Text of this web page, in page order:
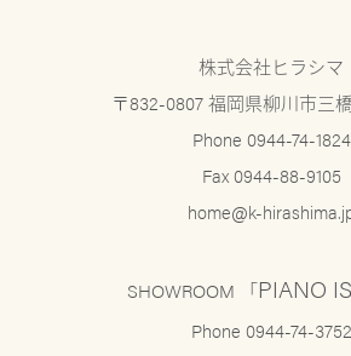
株式会社ヒラシマ
〒832-0807 福岡県柳川市三
Phone 0944-74-1824
Fax 0944-88-9105
home@k-
SHOWROOM 「PIANO
Phone 0944-74-3752